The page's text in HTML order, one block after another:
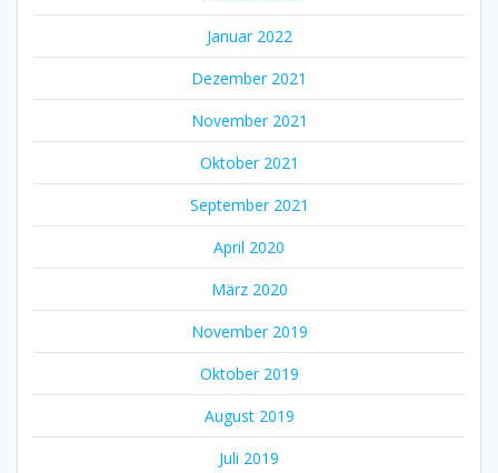
Januar 2022
Dezember 2021
November 2021
Oktober 2021
September 2021
April 2020
März 2020
November 2019
Oktober 2019
August 2019
Juli 2019